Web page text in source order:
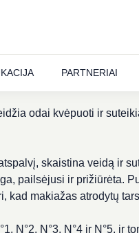
PARTNERIAI
sveikos odos efektą.
odai kvėpuoti ir
skaistina veidą ir
pailsėjusi ir prižiūrėta.
kad makiažas atrodytų
N°2, N°3, N°4 ir N°5, ir